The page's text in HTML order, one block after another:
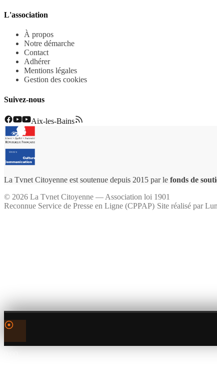
L'association
À propos
Notre démarche
Contact
Adhérer
Mentions légales
Gestion des cookies
Suivez-nous
Aix-les-Bains
La Tvnet Citoyenne est soutenue depuis 2015 par le fonds de
© 2026 La Tvnet Citoyenne — Association loi 1901
Reconnue Service de Presse en Ligne (CPPAP)·Site réalisé par